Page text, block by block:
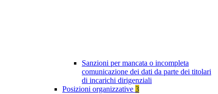
Sanzioni per mancata o incompleta
comunicazione dei dati da parte dei titolari
di incarichi dirigenziali
Posizioni organizzative 3